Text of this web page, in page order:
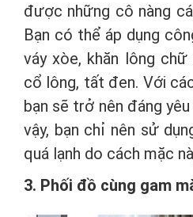
được những cô nàng
Bạn có thể áp dụng
váy xòe, khăn lông
cổ lông, tất đen. Với
bạn sẽ trở nên đáng
vậy, bạn chỉ nên sử
quá lạnh do cách mặc
3. Phối đồ cùng gam